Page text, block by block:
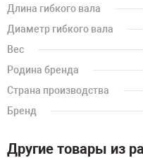
Длина гибкого вала
Диаметр гибкого вала
Вес
Родина бренда
Страна производства
Бренд
Другие товары из